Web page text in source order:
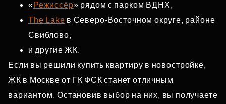
«Режиссёр» рядом с парком ВДНХ,
The Lake в Северо‑Восточном округе, районе
Свиблово,
и другие ЖК.
Если вы решили купить квартиру в новостройке,
ЖК в Москве от ГК ФСК станет отличным
вариантом. Остановив выбор на них, вы получаете